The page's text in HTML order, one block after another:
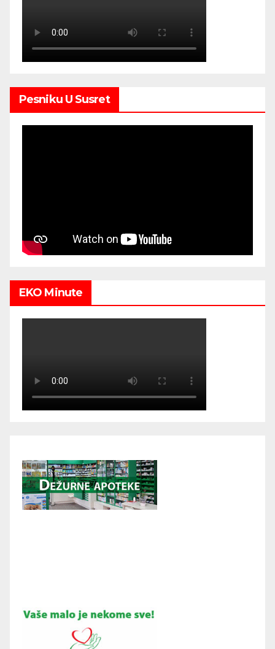
Pesniku U Susret
EKO Minute